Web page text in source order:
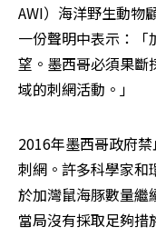
AWI）海洋野生動
一份聲明中表示：「
望。墨西哥必須果斷
域的刺網活動。」
2016年墨西哥政府
刺網。許多科學家和
於加灣鼠海豚數量繼
當局沒有採取足夠措